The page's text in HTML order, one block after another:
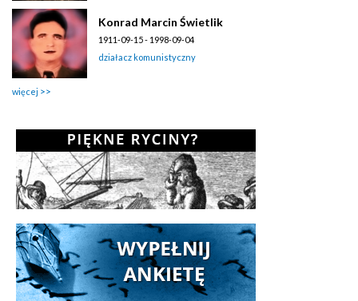
Konrad Marcin Świetlik
1911-09-15 - 1998-09-04
działacz komunistyczny
więcej